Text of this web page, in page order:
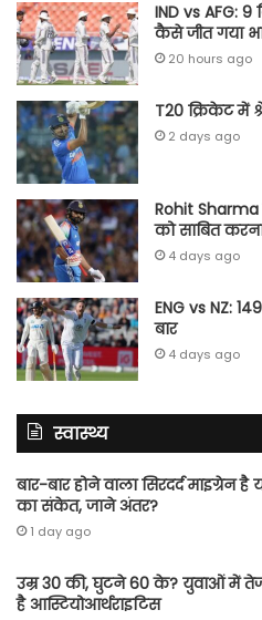
IND vs AFG:
कैसे जीत गया
20 hours ago
T20 क्रिकेट
2 days ago
Rohit
को साबित
4 days ago
ENG vs NZ:
बार
4 days ago
स्वास्थ्य
बार-बार होने वाला सिरदर्द माइग्रेन है
का संकेत, जाने अंतर?
1 day ago
उम्र 30 की, घुटने 60 के? युवाओं में
है आस्टियोआर्थराइटिस